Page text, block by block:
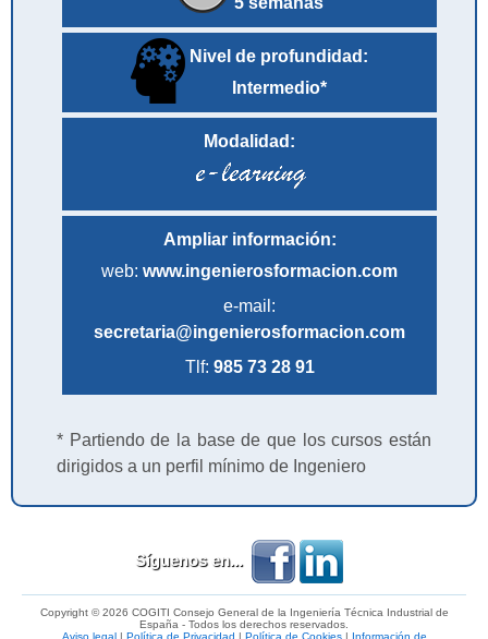
Nivel de profundidad:
Intermedio*
Modalidad:
Ampliar información:
web: www.ingenierosformacion.com
e-mail:
secretaria@ingenierosformacion.com
Tlf: 985 73 28 91
* Partiendo de la base de que los cursos están
dirigidos a un perfil mínimo de Ingeniero
Síguenos en...
Copyright © 2026 COGITI Consejo General de la Ingeniería Técnica Industrial de
España - Todos los derechos reservados.